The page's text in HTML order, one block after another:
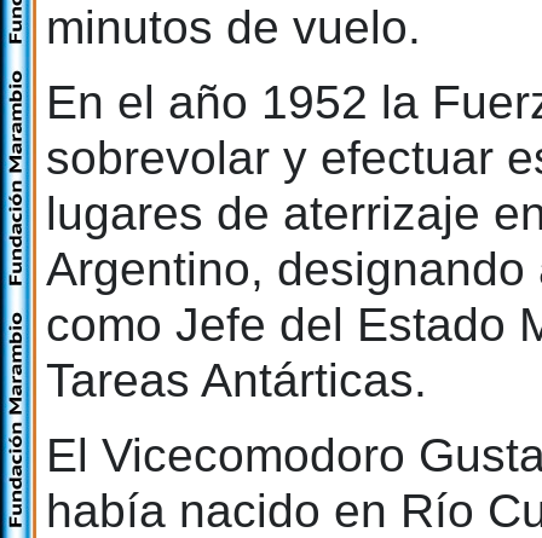
minutos de vuelo.
En el año 1952 la
sobrevolar y efectuar
lugares de aterrizaje
Argentino,
como Jefe del Estado
Tareas Antárticas.
El Vicecomodoro
había nacido en Río